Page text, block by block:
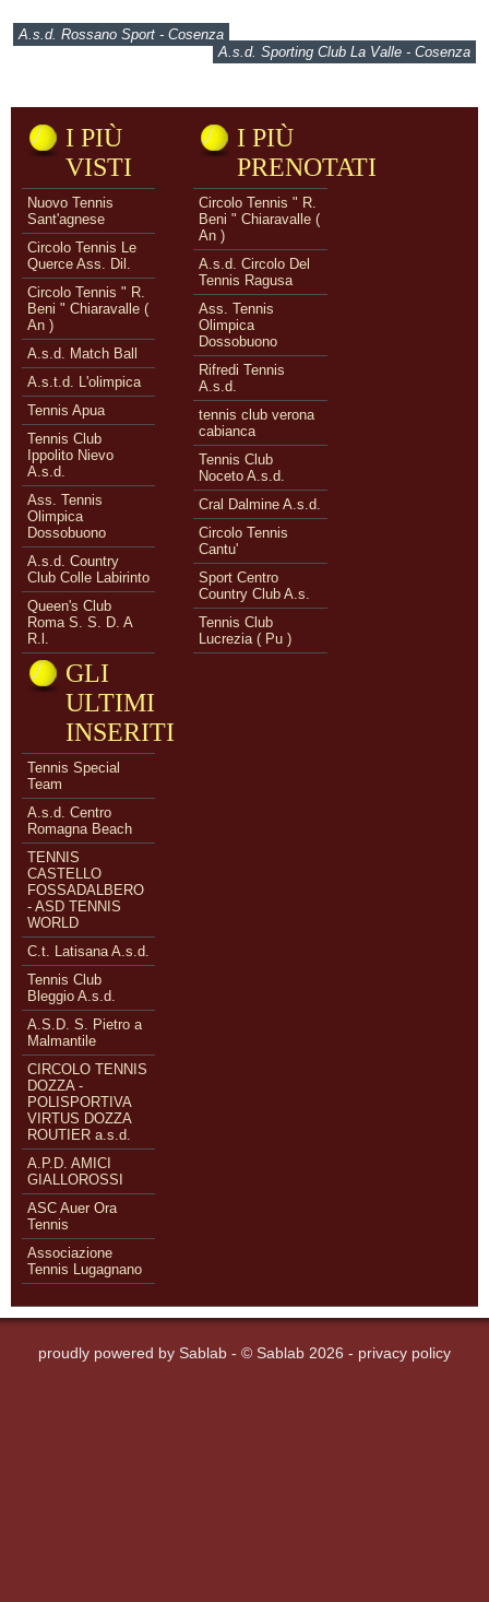
A.s.d. Rossano Sport - Cosenza
A.s.d. Sporting Club La Valle - Cosenza
I PIÙ
VISTI
Nuovo Tennis
Sant'agnese
Circolo Tennis Le
Querce Ass. Dil.
Circolo Tennis " R.
Beni " Chiaravalle (
An )
A.s.d. Match Ball
A.s.t.d. L'olimpica
Tennis Apua
Tennis Club
Ippolito Nievo
A.s.d.
Ass. Tennis
Olimpica
Dossobuono
A.s.d. Country
Club Colle Labirinto
Queen's Club
Roma S. S. D. A
R.l.
I PIÙ
PRENOTATI
Circolo Tennis " R.
Beni " Chiaravalle (
An )
A.s.d. Circolo Del
Tennis Ragusa
Ass. Tennis
Olimpica
Dossobuono
Rifredi Tennis
A.s.d.
tennis club verona
cabianca
Tennis Club
Noceto A.s.d.
Cral Dalmine A.s.d.
Circolo Tennis
Cantu'
Sport Centro
Country Club A.s.
Tennis Club
Lucrezia ( Pu )
GLI
ULTIMI
INSERITI
Tennis Special
Team
A.s.d. Centro
Romagna Beach
TENNIS
CASTELLO
FOSSADALBERO
- ASD TENNIS
WORLD
C.t. Latisana A.s.d.
Tennis Club
Bleggio A.s.d.
A.S.D. S. Pietro a
Malmantile
CIRCOLO TENNIS
DOZZA -
POLISPORTIVA
VIRTUS DOZZA
ROUTIER a.s.d.
A.P.D. AMICI
GIALLOROSSI
ASC Auer Ora
Tennis
Associazione
Tennis Lugagnano
proudly powered by Sablab - © Sablab 2026 - privacy policy